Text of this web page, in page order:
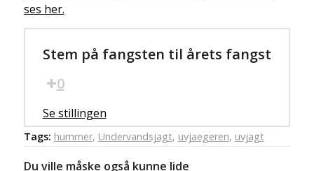
ses her.
Stem på fangsten til årets fangst
0
Se stillingen
Tags: hummer, Undervandsjagt, uvjaegeren, uvjagt
Du ville måske også kunne lide